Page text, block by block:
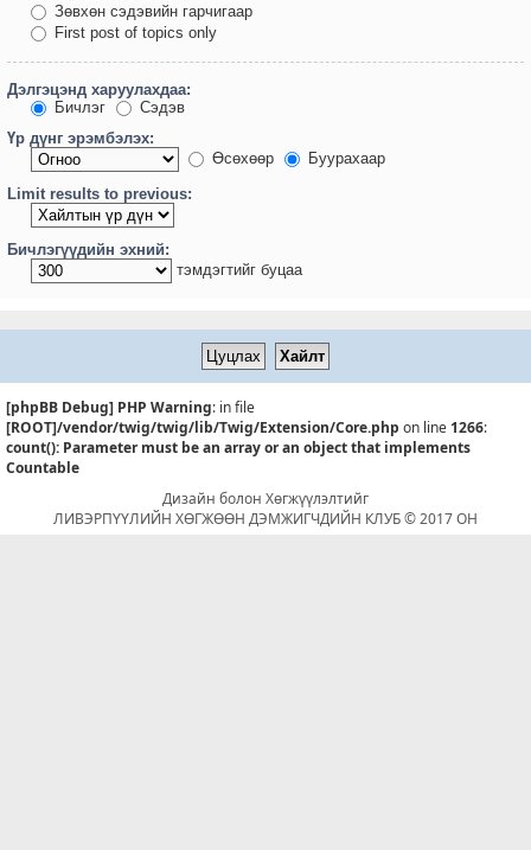
Зөвхөн сэдэвийн гарчигаар
First post of topics only
Дэлгэцэнд харуулахдаа:
Бичлэг
Сэдэв
Үр дүнг эрэмбэлэх:
Өсөхөөр
Буурахаар
Limit results to previous:
Бичлэгүүдийн эхний:
тэмдэгтийг буцаа
[phpBB Debug] PHP Warning: in file
[ROOT]/vendor/twig/twig/lib/Twig/Extension/Core.php on line 1266:
count(): Parameter must be an array or an object that implements
Countable
Дизайн болон Хөгжүүлэлтийг
ЛИВЭРПҮҮЛИЙН ХӨГЖӨӨН ДЭМЖИГЧДИЙН КЛУБ © 2017 ОН